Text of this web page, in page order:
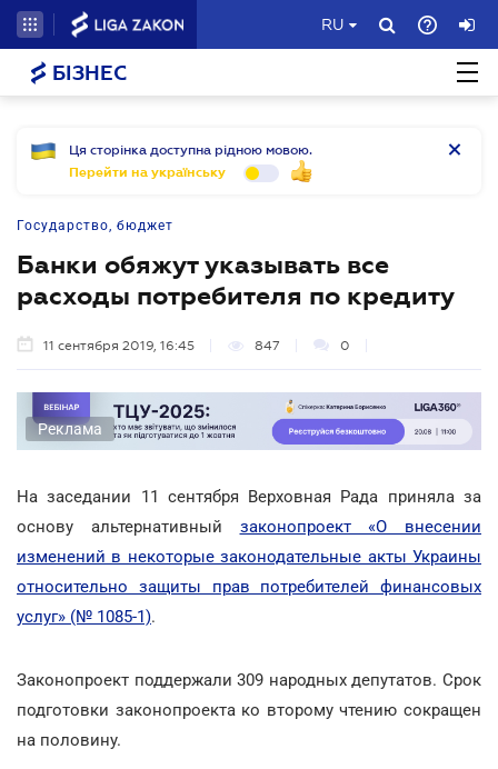
RU
БІЗНЕС
Ця сторінка доступна рідною мовою.
Перейти на українську
Государство, бюджет
Банки обяжут указывать все
расходы потребителя по кредиту
11 сентября 2019, 16:45 847 0
Реклама
На заседании 11 сентября Верховная Рада приняла за
основу альтернативный законопроект «О внесении
изменений в некоторые законодательные акты Украины
относительно защиты прав потребителей финансовых
услуг» (№ 1085-1).
Законопроект поддержали 309 народных депутатов. Срок
подготовки законопроекта ко второму чтению сокращен
на половину.